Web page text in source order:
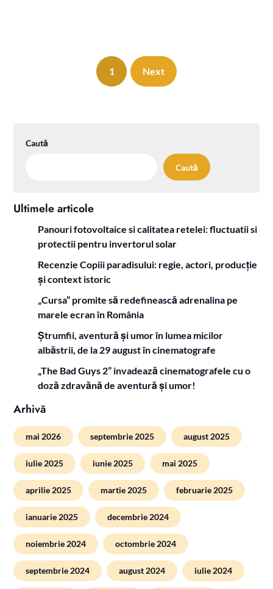
1 Next
Caută
Caută
Ultimele articole
Panouri fotovoltaice si calitatea retelei: fluctuatii si
protectii pentru invertorul solar
Recenzie Copiii paradisului: regie, actori, producție
și context istoric
„Cursa” promite să redefinească adrenalina pe
marele ecran în România
Ștrumfii, aventură și umor în lumea micilor
albăstrii, de la 29 august în cinematografe
„The Bad Guys 2” invadează cinematografele cu o
doză zdravănă de aventură și umor!
Arhivă
mai 2026 septembrie 2025 august 2025
iulie 2025 iunie 2025 mai 2025
aprilie 2025 martie 2025 februarie 2025
ianuarie 2025 decembrie 2024
noiembrie 2024 octombrie 2024
septembrie 2024 august 2024 iulie 2024